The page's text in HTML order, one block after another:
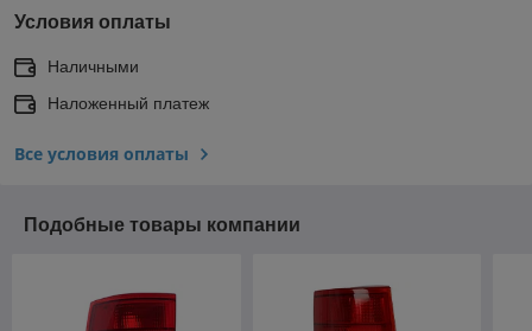
Условия оплаты
Наличными
Наложенный платеж
Все условия оплаты
Подобные товары компании